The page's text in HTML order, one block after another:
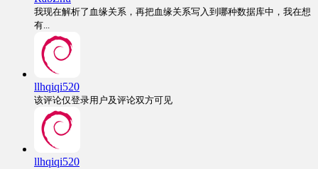
我现在解析了血缘关系，再把血缘关系写入到哪种数据库中，我在想
有...
llhqiqi520
该评论仅登录用户及评论双方可见
llhqiqi520